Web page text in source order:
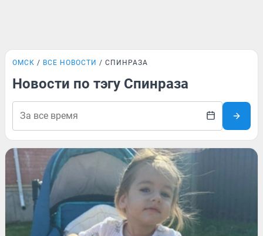
ОМСК ВСЕ НОВОСТИ СПИНРАЗА
Новости по тэгу Спинраза